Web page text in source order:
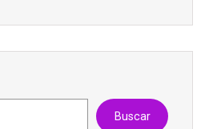
Buscar